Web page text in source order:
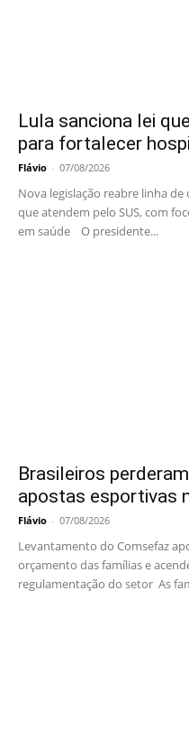
Lula sanciona lei
para fortalecer
Flávio - 07/08/2026
Nova legislação reabre linha
que atendem pelo SUS, com
em saúde O presidente...
Brasileiros
apostas esportivas
Flávio - 07/08/2026
Levantamento do Comsefaz
orçamento das famílias e
regulamentação do setor As